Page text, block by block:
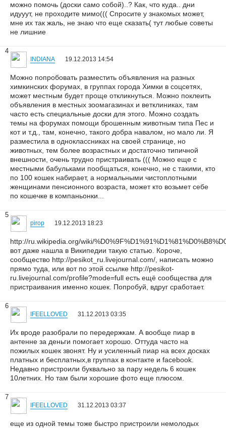
можно помочь (доски само собой)..? Как, что куда.. дни
идууут, не проходите мимо((( Спросите у знакомых может,
мне их так жаль, не знаю что еще сказать( тут любые советы
не лишние
4
INDIANA 19.12.2013 14:54
Можно попробовать разместить объявления на разных
химкинских форумах, в группах города Химки в соцсетях,
может местным будет проще откликнуться. Можно поклеить
объявления в местных зоомагазинах и ветклиниках, там
часто есть специальные доски для этого. Можно создать
темы на форумах помощи брошенным животным типа Пес и
кот и т.д., там, конечно, такого добра навалом, но мало ли. Я
разместила в одноклассниках на своей странице, но
животных, тем более возрастных и достаточно типичной
внешности, очень трудно пристраивать ((( Можно еще с
местными бабульками пообщаться, конечно, не с такими, кто
по 100 кошек набирает, а нормальными чистоплотными
женщинами пенсионного возраста, может кто возьмет себе
по кошечке в компаньонки...
5
pirop 19.12.2013 18:23
http://ru.wikipedia.org/wiki/
вот даже нашла в Википедии такую статью. Короче,
сообщество http://pesikot_ru.livejournal.com/, написать можно
прямо туда, или вот по этой ссылке http://pesikot-
ru.livejournal.com/profile?mode=full есть ещё сообщества для
пристраивания именно кошек. Попробуй, вдруг сработает.
6
IFEELLOVED 31.12.2013 03:35
Их вроде разобрали по передержкам. А вообще пиар в
антенне за деньги помогает хорошо. Оттуда часто на
пожилых кошек звонят. Ну и усиленный пиар на всех досках
платных и бесплатных,в группах в контакте и facebook.
Недавно пристроили буквально за пару недель 6 кошек
10летних. Но там были хорошие фото еще плюсом.
7
IFEELLOVED 31.12.2013 03:37
еще из одной темы тоже быстро пристроили немолодых